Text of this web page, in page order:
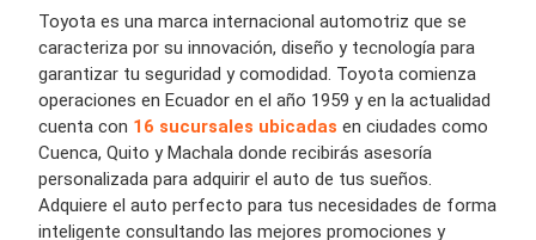
Toyota es una marca internacional automotriz que se
caracteriza por su innovación, diseño y tecnología para
garantizar tu seguridad y comodidad. Toyota comienza
operaciones en Ecuador en el año 1959 y en la actualidad
cuenta con 16 sucursales ubicadas en ciudades como
Cuenca, Quito y Machala donde recibirás asesoría
personalizada para adquirir el auto de tus sueños.
Adquiere el auto perfecto para tus necesidades de forma
inteligente consultando las mejores promociones y